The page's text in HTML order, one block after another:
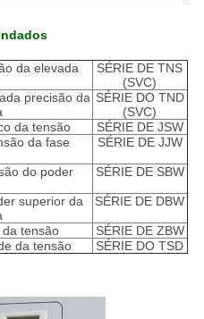
da elevada
SÉRIE DE TNS
(SVC)
precisão da SÉRIE DO TND
(SVC)
da tensão
SÉRIE DE JSW
da fase
SÉRIE DE JJW
do poder
SÉRIE DE SBW
superior da
SÉRIE DE DBW
tensão
SÉRIE DE ZBW
da tensão
SÉRIE DO TSD